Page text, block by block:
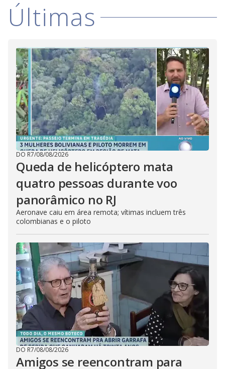
Últimas
DO R7/08/08/2026
Queda de helicóptero mata
quatro pessoas durante voo
panorâmico no RJ
Aeronave caiu em área remota; vítimas incluem três
colombianas e o piloto
DO R7/08/08/2026
Amigos se reencontram para